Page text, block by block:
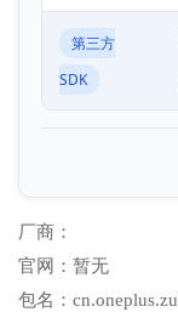
第三方
SDK
厂商：
官网： 暂无
包名：